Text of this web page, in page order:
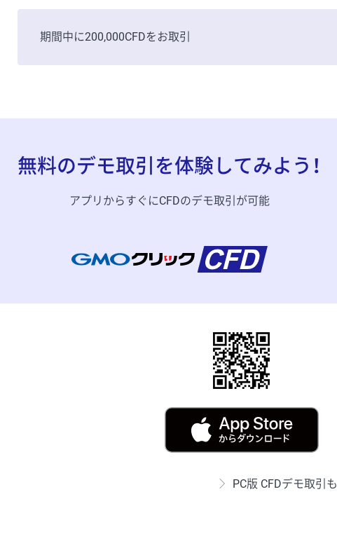
期間中に200,000CFDをお取引
無料のデモ取引を体験してみよう！
アプリからすぐにCFDのデモ取引が可能
PC版 CFDデモ取引